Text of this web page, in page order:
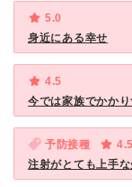
5.0
身近にある幸せ
4.5
今では家族でかかり
予防接種
4.5
注射がとても上手